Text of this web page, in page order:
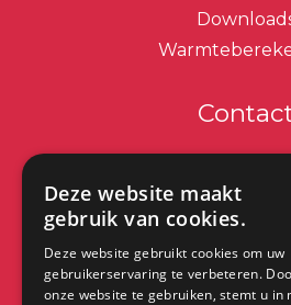
+31 (0) 513 78
Heeft u een vraag over
Haarden?
Klik
Deze website maakt
gebruik van cookies.
Deze website gebruikt cookies om uw
gebruikerservaring te verbeteren.
onze website te gebruiken, stemt u in